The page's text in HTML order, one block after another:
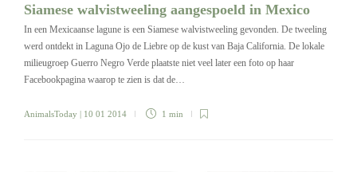
Siamese walvistweeling aangespoeld in Mexico
In een Mexicaanse lagune is een Siamese walvistweeling gevonden. De tweeling
werd ontdekt in Laguna Ojo de Liebre op de kust van Baja California. De lokale
milieugroep Guerro Negro Verde plaatste niet veel later een foto op haar
Facebookpagina waarop te zien is dat de…
AnimalsToday | 10 01 2014 1 min